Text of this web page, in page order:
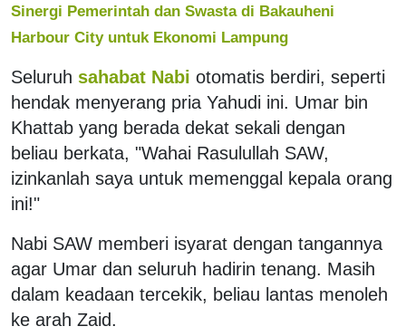
Sinergi Pemerintah dan Swasta di Bakauheni
Harbour City untuk Ekonomi Lampung
Seluruh sahabat Nabi otomatis berdiri, seperti
hendak menyerang pria Yahudi ini. Umar bin
Khattab yang berada dekat sekali dengan
beliau berkata, "Wahai Rasulullah SAW,
izinkanlah saya untuk memenggal kepala orang
ini!"
Nabi SAW memberi isyarat dengan tangannya
agar Umar dan seluruh hadirin tenang. Masih
dalam keadaan tercekik, beliau lantas menoleh
ke arah Zaid.